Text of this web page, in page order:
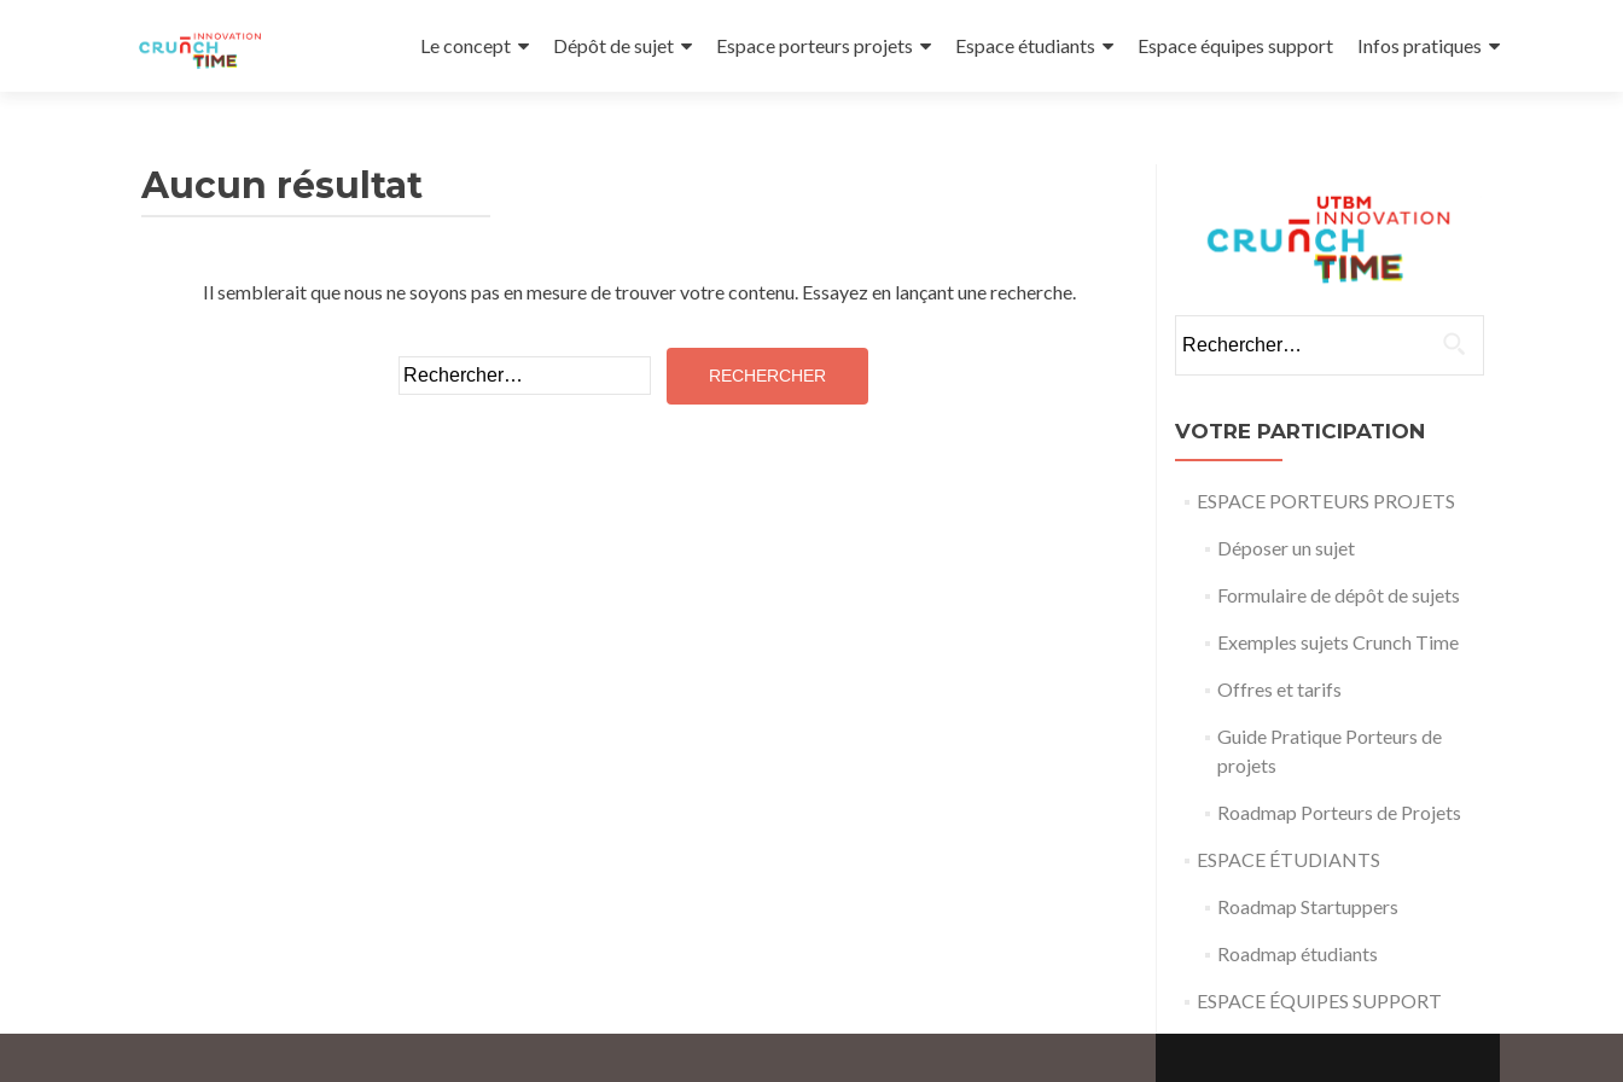
au
Le concept Dépôt de sujet Espace porteurs projets Espace étudiants Espace équipes support Infos pratiques
Aucun résultat
Il semblerait que nous ne soyons pas en mesure de trouver votre contenu. Essayez en lançant une recherche.
Rechercher :
VOTRE PARTICIPATION
ESPACE PORTEURS PROJETS
Déposer un sujet
Formulaire de dépôt de sujets
Exemples sujets Crunch Time
Offres et tarifs
Guide Pratique Porteurs de
projets
Roadmap Porteurs de Projets
ESPACE ÉTUDIANTS
Roadmap Startuppers
Roadmap étudiants
ESPACE ÉQUIPES SUPPORT